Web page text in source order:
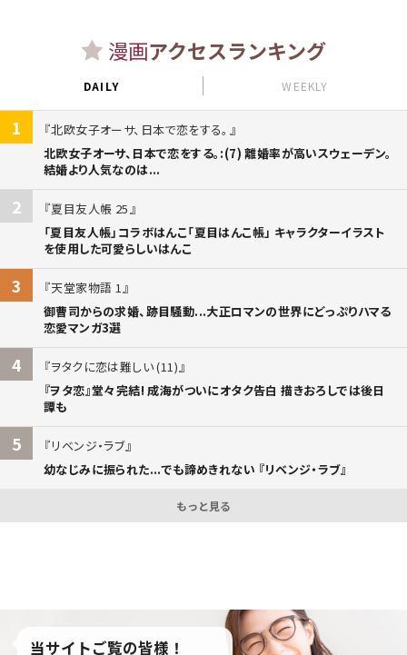
漫画アクセスランキング
DAILY WEEKLY
1
北欧女子オーサ、日本で恋をする。
北欧女子オーサ、日本で恋をする。:(7) 離婚率が高いスウェーデン。
結婚より人気なのは...
2
夏目友人帳 25
「夏目友人帳」コラボはんこ「夏目はんこ帳」 キャラクターイラスト
を使用した可愛らしいはんこ
3
天堂家物語 1
御曹司からの求婚、跡目騒動...大正ロマンの世界にどっぷりハマる
恋愛マンガ3選
4
ヲタクに恋は難しい (11)
『ヲタ恋』堂々完結! 成海がついにオタク告白 描きおろしでは後日
譚も
5
リベンジ・ラブ
幼なじみに振られた...でも諦めきれない 『リベンジ・ラブ』
もっと見る
当サイトご覧の皆様！